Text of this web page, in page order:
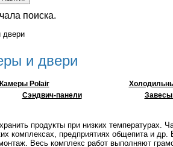
поиска.
двери
и двери
Камеры Polair
Сэндвич-панели
продукты при низких температурах.
комплексах, предприятиях общепита и
Весь комплекс работ выполняют